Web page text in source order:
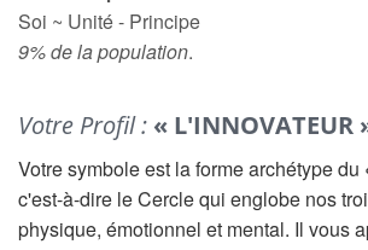
Soi ~ Unité - Principe
9% de la population.
Votre Profil : « L'INNOVATEUR
Votre symbole est la forme archétype du
c'est-à-dire le Cercle qui englobe nos
physique, émotionnel et mental. Il vous